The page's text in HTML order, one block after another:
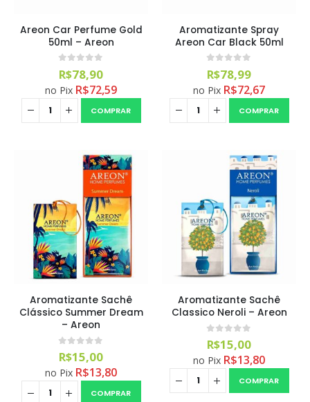
Areon Car Perfume Gold
50ml – Areon
R$78,90
no Pix R$72,59
COMPRAR
Aromatizante Spray
Areon Car Black 50ml
R$78,99
no Pix R$72,67
COMPRAR
Aromatizante Sachê
Clássico Summer Dream
– Areon
0 out of 5
R$15,00
no Pix R$13,80
COMPRAR
Aromatizante Sachê
Classico Neroli – Areon
0 out of 5
R$15,00
no Pix R$13,80
COMPRAR
out of 5
160,99
R$1.399,90
R$15,00